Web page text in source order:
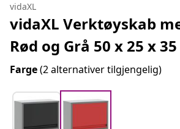
vidaXL
vidaXL Verktøyskab
Rød og Grå 50 x 25 x
Farge(2 alternativer tilgjengelig)